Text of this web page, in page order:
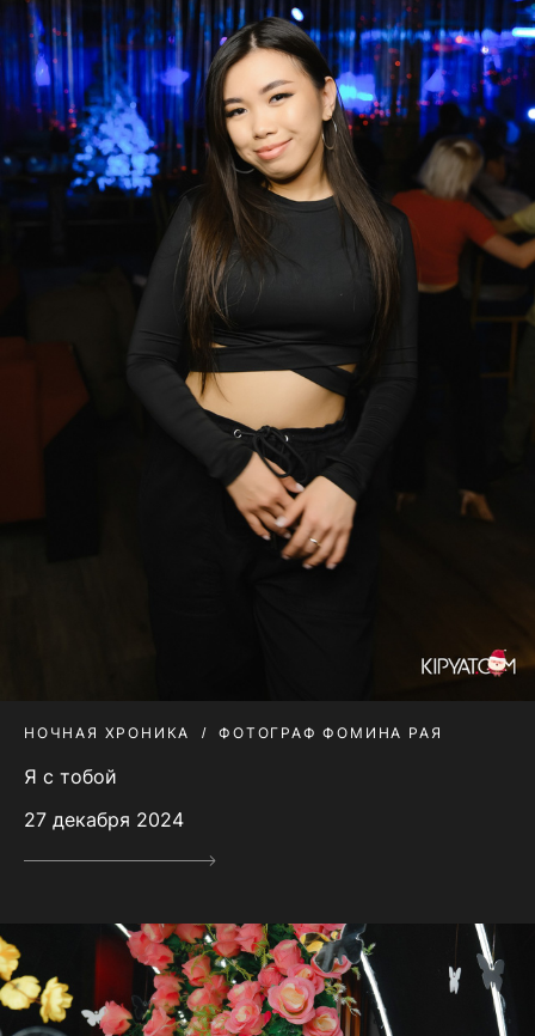
НОЧНАЯ ХРОНИКА ФОТОГРАФ ФОМИНА РАЯ
Я с тобой
27 декабря 2024